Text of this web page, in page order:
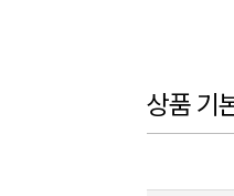
상품 기